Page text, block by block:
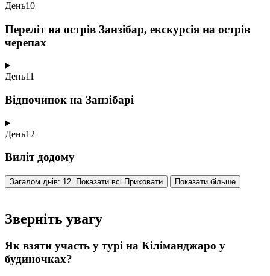
День10
Переліт на острів Занзібар, екскурсія на острів
черепах
День11
Відпочинок на Занзібарі
День12
Виліт додому
Загалом днів: 12. Показати всі Приховати Показати більше
Зверніть увагу
Як взяти участь у турі на Кіліманджаро у
будиночках?